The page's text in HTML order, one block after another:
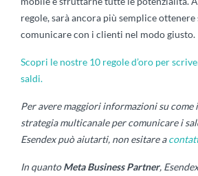
regole, sarà ancora più semplice
comunicare con i clienti nel modo giusto.
Scopri le nostre 10 regole d’oro per
saldi.
Per avere maggiori informazioni su come
strategia multicanale per comunicare i
Esendex può aiutarti, non esitare a
In quantoMeta Business Partner,